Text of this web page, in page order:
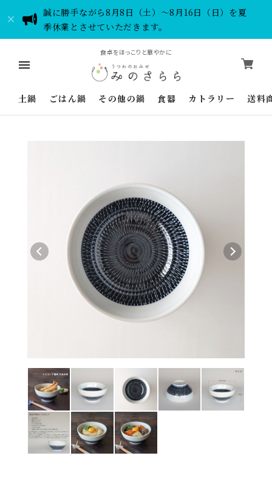
誠に勝手ながら8月8日（土）～8月16日（日）を夏
季休業とさせていただきます。
食卓をほっこりと華やかに
土鍋 ごはん鍋 その他の鍋 食器 カトラリー 送料